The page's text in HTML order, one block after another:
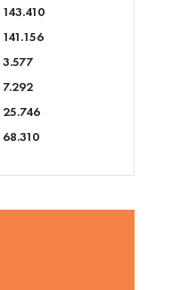
143.410
141.156
3.577
7.292
25.746
68.310